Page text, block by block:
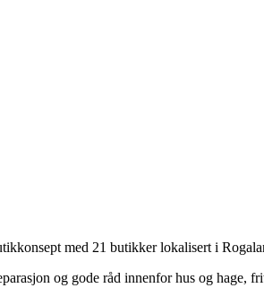
med 21 butikker lokalisert i
og gode råd innenfor hus og hage,